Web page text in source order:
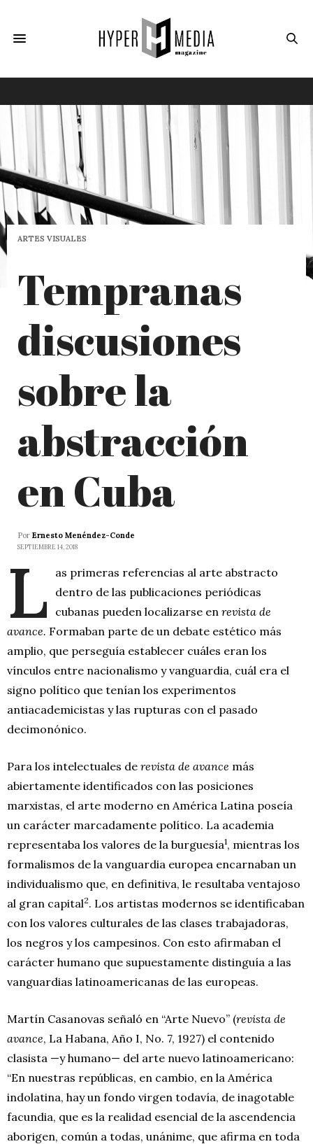
ARTES VISUALES
Tempranas
discusiones
sobre la
abstracción
en Cuba
Por Ernesto Menéndez-Conde
SEPTIEMBRE 14, 2018
L
as primeras referencias al arte abstracto
dentro de las publicaciones periódicas
cubanas pueden localizarse en revista de
avance. Formaban parte de un debate estético más
amplio, que perseguía establecer cuáles eran los
vínculos entre nacionalismo y vanguardia, cuál era el
signo político que tenían los experimentos
antiacademicistas y las rupturas con el pasado
decimonónico.
Para los intelectuales de revista de avance más
abiertamente identificados con las posiciones
marxistas, el arte moderno en América Latina poseía
un carácter marcadamente político. La academia
representaba los valores de la burguesía1, mientras los
formalismos de la vanguardia europea encarnaban un
individualismo que, en definitiva, le resultaba ventajoso
al gran capital2. Los artistas modernos se identificaban
con los valores culturales de las clases trabajadoras,
los negros y los campesinos. Con esto afirmaban el
carácter humano que supuestamente distinguía a las
vanguardias latinoamericanas de las europeas.
Martín Casanovas señaló en “Arte Nuevo” (revista de
avance, La Habana, Año I, No. 7, 1927) el contenido
clasista —y humano— del arte nuevo latinoamericano:
“En nuestras repúblicas, en cambio, en la América
indolatina, hay un fondo virgen todavía, de inagotable
facundia, que es la realidad esencial de la ascendencia
aborigen, común a todas, unánime, que afirma en toda